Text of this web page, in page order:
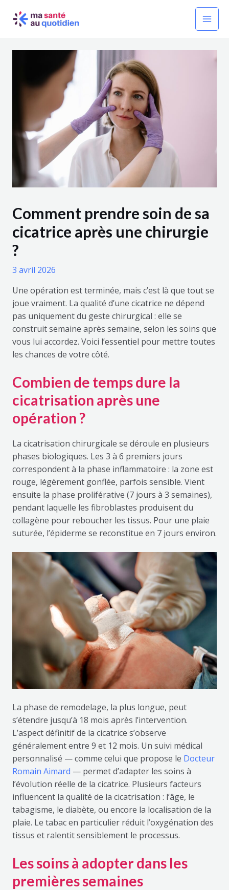
Main
Comment prendre soin de sa
cicatrice après une chirurgie
?
3 avril 2026
Une opération est terminée, mais c’est là que tout se
joue vraiment. La qualité d’une cicatrice ne dépend
pas uniquement du geste chirurgical : elle se
construit semaine après semaine, selon les soins que
vous lui accordez. Voici l’essentiel pour mettre toutes
les chances de votre côté.
Combien de temps dure la
cicatrisation après une
opération ?
La cicatrisation chirurgicale se déroule en plusieurs
phases biologiques. Les 3 à 6 premiers jours
correspondent à la phase inflammatoire : la zone est
rouge, légèrement gonflée, parfois sensible. Vient
ensuite la phase proliférative (7 jours à 3 semaines),
pendant laquelle les fibroblastes produisent du
collagène pour reboucher les tissus. Pour une plaie
suturée, l’épiderme se reconstitue en 7 jours environ.
La phase de remodelage, la plus longue, peut
s’étendre jusqu’à 18 mois après l’intervention.
L’aspect définitif de la cicatrice s’observe
généralement entre 9 et 12 mois. Un suivi médical
personnalisé — comme celui que propose le Docteur
Romain Aimard — permet d’adapter les soins à
l’évolution réelle de la cicatrice. Plusieurs facteurs
influencent la qualité de la cicatrisation : l’âge, le
tabagisme, le diabète, ou encore la localisation de la
plaie. Le tabac en particulier réduit l’oxygénation des
tissus et ralentit sensiblement le processus.
Les soins à adopter dans les
premières semaines
des